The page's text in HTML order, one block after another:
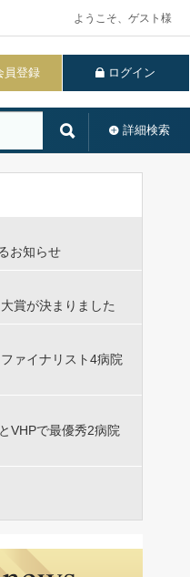
ようこそ、ゲスト様
員登録 ログイン
詳細検索
お知らせ
賞が決まりました
ァイナリスト4病院
VHPで最優秀2病院